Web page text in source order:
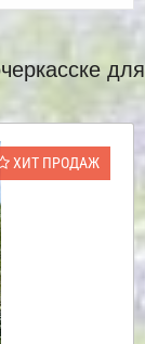
для
ХИТ ПРОДАЖ